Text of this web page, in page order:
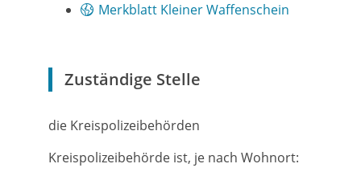
Merkblatt Kleiner Waffenschein
Zuständige Stelle
die Kreispolizeibehörden
Kreispolizeibehörde ist, je nach Wohnort: